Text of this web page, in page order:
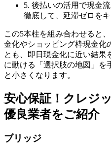
5. 後払いの活用で現金
徹底して、延滞ゼロをキ
この5本柱を組み合わせると
金化やショッピング枠現金化
とも、即日現金化に近い結果
に動ける「選択肢の地図」を
と小さくなります。
安心保証！クレジ
優良業者をご紹介
ブリッジ